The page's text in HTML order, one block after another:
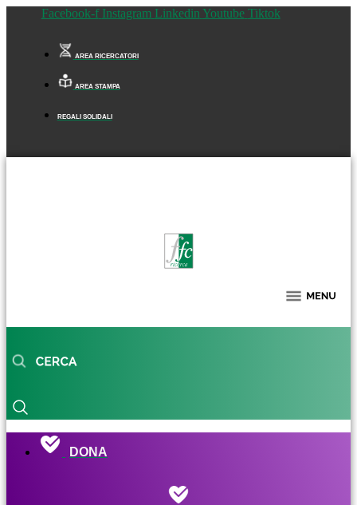
Facebook-f Instagram Linkedin Youtube Tiktok
AREA RICERCATORI
AREA STAMPA
REGALI SOLIDALI
DONA